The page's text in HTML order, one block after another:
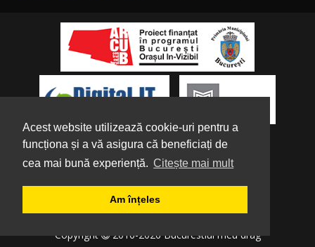
Acest website utilizează cookie-uri pentru a
funcționa și a vă asigura că beneficiați de
cea mai bună experiență. Citește mai mult
Am înțeles
Despre noi | Parteneri
Confidențialitate | Termeni și condiții | Tutorial
Copyright
2016-2026 Bucurestiul meu drag